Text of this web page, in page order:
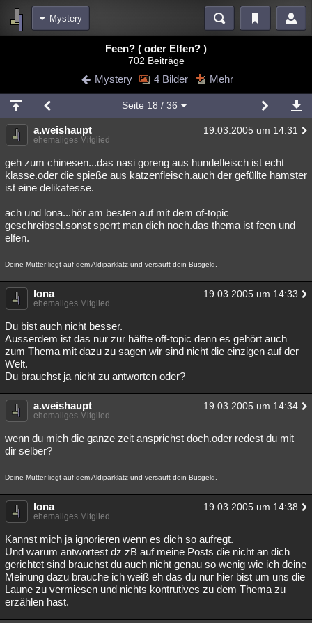
Mystery
Blogs Videos
Chat Wiki Neuigkeiten
meine Rubriken
Menschen Wissenschaft Mystery Kriminalfälle
Spiritualität Verschwörungen Technologie Ufologie
Natur Umfragen
weitere Rubriken
Philosophie Träume Orte Esoterik Literatur
Musik Clash Verbesserungen Allmystery English
Übersichten
Besucht Teilgenommen
Lesenswert Schlüsselwörter
Feen? ( oder Elfen? )
702 Beiträge
Mystery 4 Bilder Mehr
Seite 18 / 36
a.weishaupt 19.03.2005 um 14:31
ehemaliges Mitglied
geh zum chinesen...das nasi goreng aus hundefleisch ist echt
klasse.oder die spieße aus katzenfleisch.auch der gefüllte hamster
ist eine delikatesse.
ach und lona...hör am besten auf mit dem of-topic
geschreibsel.sonst sperrt man dich noch.das thema ist feen und
elfen.
Deine Mutter liegt auf dem Aldiparklatz und versäuft dein Busgeld.
lona 19.03.2005 um 14:33
ehemaliges Mitglied
Du bist auch nicht besser.
Ausserdem ist das nur zur hälfte off-topic denn es gehört auch
zum Thema mit dazu zu sagen wir sind nicht die einzigen auf der
Welt.
Du brauchst ja nicht zu antworten oder?
a.weishaupt 19.03.2005 um 14:34
ehemaliges Mitglied
wenn du mich die ganze zeit ansprichst doch.oder redest du mit
dir selber?
Deine Mutter liegt auf dem Aldiparklatz und versäuft dein Busgeld.
lona 19.03.2005 um 14:38
ehemaliges Mitglied
Kannst mich ja ignorieren wenn es dich so aufregt.
Und warum antwortest dz zB auf meine Posts die nicht an dich
gerichtet sind brauchst du auch nicht genau so wenig wie ich deine
Meinung dazu brauche ich weiß eh das du nur hier bist um uns die
Laune zu vermiesen und nichts kontrutives zu dem Thema zu
erzählen hast.